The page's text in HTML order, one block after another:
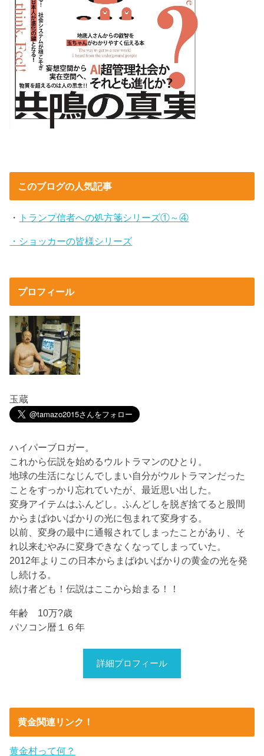
このブログの人気記事
・ トランプ信者への処方箋シリーズ①～④
・ショッカーの皆様シリーズ
プロフィール
玉蔵
ハイパーブロガー。
これから伝説を始めるウルトラマンのひとり。
地球の生活になじんでしまい自分がウルトラマンだった
ことをすっかり忘れていたが、最近思い出した。
変身アイテムはふんどし。ふんどしを脱ぎ捨てると股間
からまばゆいばかりの光に包まれて変身する。
以前、変身の最中に通報されてしまったことがあり、そ
れ以来むやみに変身できなくなってしまっていた。
2012年よりこの日本からまばゆいばかりの黄金の光を発
し続ける。
続け者ども！伝説はここから始まる！！
年齢 10万?歳
パソコン暦１６年
詳細プロフィール
黄金関連リンク！
黄金村って何？